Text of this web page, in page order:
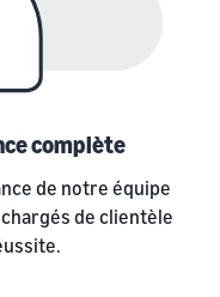
complète
de notre équipe
de clientèle